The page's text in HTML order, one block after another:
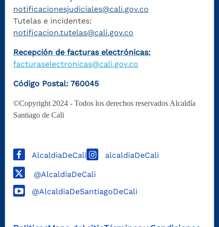
notificacionesjudiciales@cali.gov.co
Tutelas e incidentes:
notificacion.tutelas@cali.gov.co
Recepción de facturas electrónicas:
facturaselectronicas@cali.gov.co
Código Postal: 760045
©Copyright 2024 - Todos los derechos reservados Alcaldía
Santiago de Cali
AlcaldiaDeCali alcaldiaDeCali
@AlcaldiaDeCali
@AlcaldiaDeSantiagoDeCali